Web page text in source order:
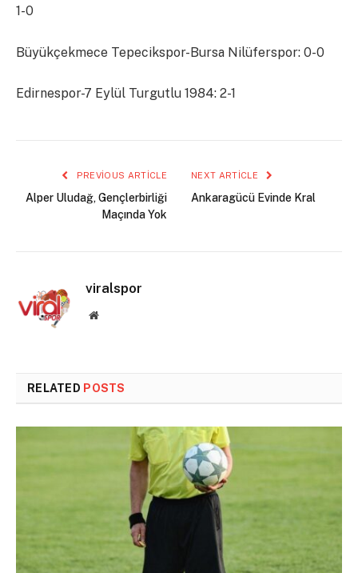
1-0
Büyükçekmece Tepecikspor-Bursa Nilüferspor: 0-0
Edirnespor-7 Eylül Turgutlu 1984: 2-1
PREVIOUS ARTICLE
Alper Uludağ, Gençlerbirliği
Maçında Yok
NEXT ARTICLE
Ankaragücü Evinde Kral
viralspor
Website
RELATED POSTS